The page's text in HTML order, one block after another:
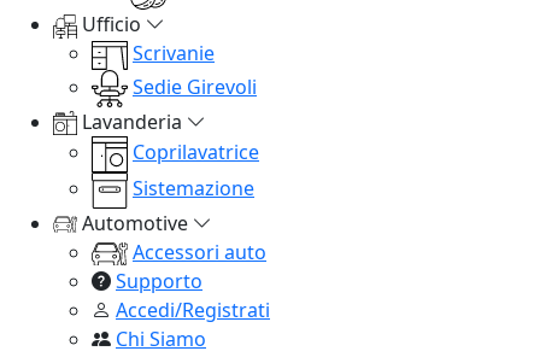
Ufficio
Scrivanie
Sedie Girevoli
Lavanderia
Coprilavatrice
Sistemazione
Automotive
Accessori auto
Supporto
Accedi/Registrati
Chi Siamo